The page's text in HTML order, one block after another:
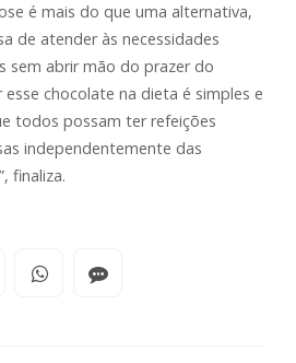
é mais do que uma alternativa,
de atender às necessidades
sem abrir mão do prazer do
chocolate na dieta é simples e
todos possam ter refeições
independentemente das
finaliza.